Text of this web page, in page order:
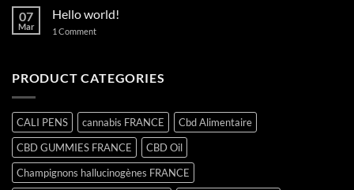
07
Mar
Hello world!
1 Commenton
PRODUCT CATEGORIES
CALI PENS cannabis FRANCE
Cbd Alimentaire
CBD GUMMIES FRANCE
CBD Oil
Champignons hallucinogènes FRANCE